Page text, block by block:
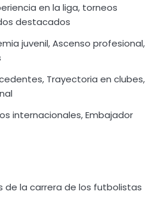
en la liga, torneos
destacados
juvenil, Ascenso profesional,
Trayectoria en clubes,
internacionales, Embajador
la carrera de los futbolistas